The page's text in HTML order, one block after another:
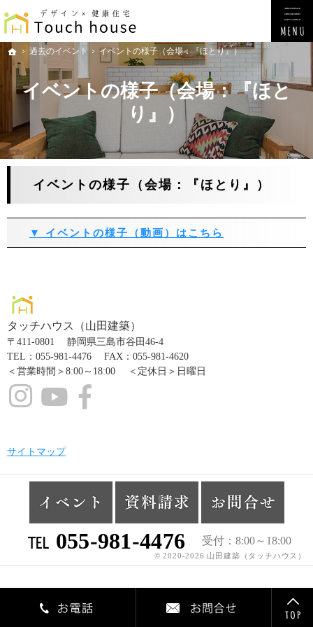
イベントの様子（会場：『ほと
り』）
イベントの様子（会場：『ほとり』）
▼ イベントの様子（動画）はこちら
タッチハウス（山田建築）
〒411-0801 静岡県三島市谷田46-4
TEL：055-981-4476 FAX：055-981-4620
＜営業時間＞8:00～18:00 ＜定休日＞日曜日
サイトマップ
ホーム
過去のイベント イベントの様子（会場：『ほとり』）
℡ 055-981-4476 受付 8:00～18:00
© 2020-2026 山田建築（タッチハウス）